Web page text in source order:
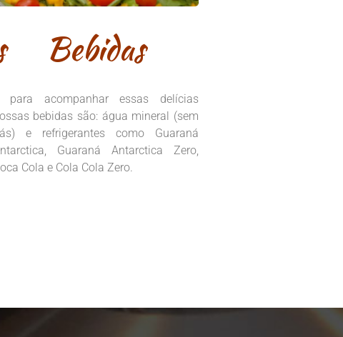
Bebidas
para acompanhar essas delícias
bebidas são: água mineral (sem
e refrigerantes como Guaraná
Guaraná Antarctica Zero,
Cola e Cola Cola Zero.